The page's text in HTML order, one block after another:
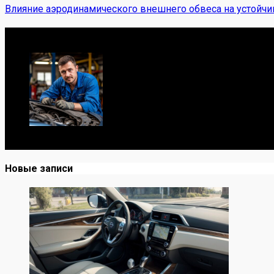
Влияние аэродинамического внешнего обвеса на
Новые записи